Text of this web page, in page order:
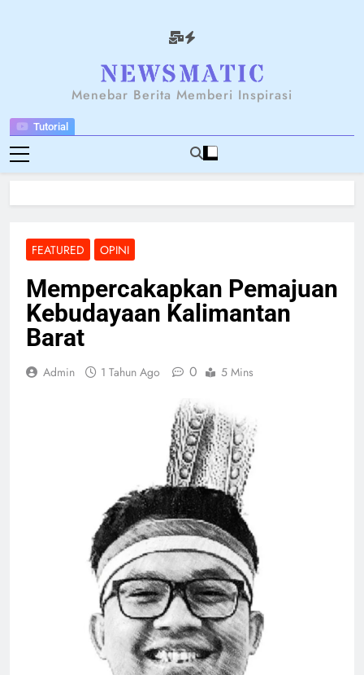
Tutorial
NEWSANTARA
Menebar Berita Memberi Inspirasi
FEATURED OPINI
Mempercakapkan Pemajuan
Kebudayaan Kalimantan
Barat
Admin 1 Tahun Ago 0 5 Mins